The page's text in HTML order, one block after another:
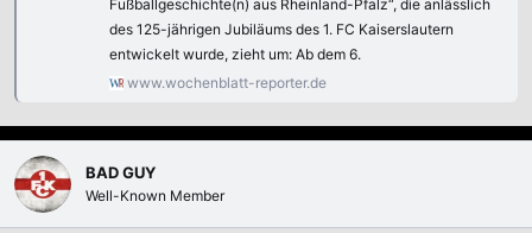
Fußballgeschichte(n) aus Rheinland-Pfalz“, die anlässlich
des 125-jährigen Jubiläums des 1. FC Kaiserslautern
entwickelt wurde, zieht um: Ab dem 6.
www.wochenblatt-reporter.de
BAD GUY
Well-Known Member